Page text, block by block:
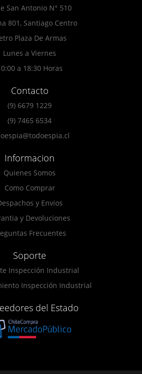
San Antonio N° 510
801, Santiago Centro
Plaza De Armas
Lunes a Viernes
a 18:30 Horas
Contacto
(9) 6679 1229
(9) 7465 6534
Informacion
Quienes Somos
Como Comprar
y Envios
y Devoluciones
Frecuentes
Soporte
Inspección Industrial
Inspección Industrial
del Estado